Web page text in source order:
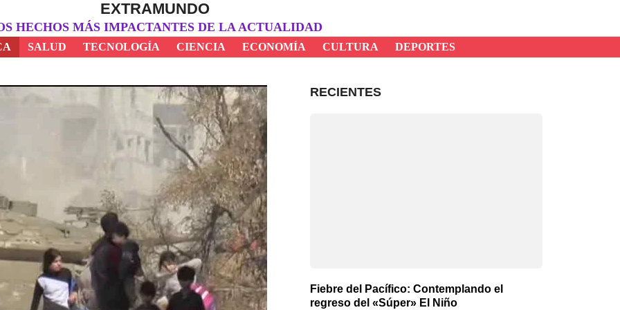
EXTRAMUNDO
HECHOS MÁS IMPACTANTES DE LA ACTUALIDAD
SALUD TECNOLOGÍA CIENCIA ECONOMÍA CULTURA DEPORTES
RECIENTES
Fiebre del Pacífico: Contemplando el
regreso del «Súper» El Niño